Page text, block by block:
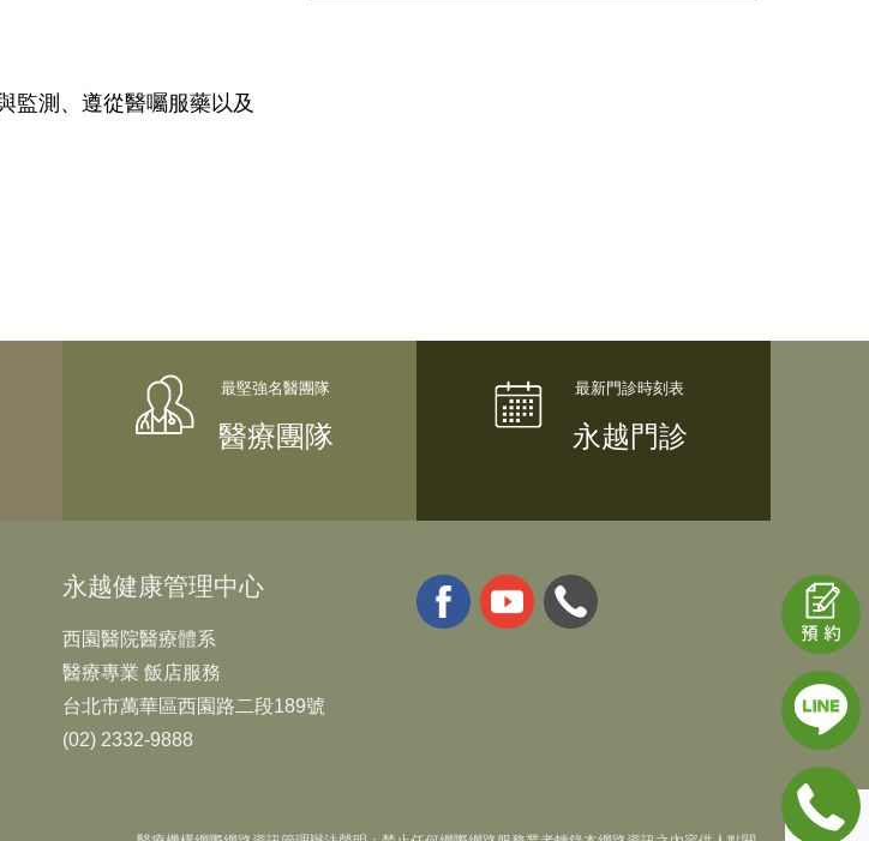
監測、遵從醫囑服藥以及
醫療團隊 永越門診
永越健康管理中心
西園醫院醫療體系
醫療專業 飯店服務
台北市萬華區西園路二段189號
(02) 2332-9888